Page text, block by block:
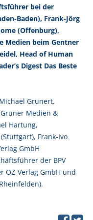
bei der
Baden), Frank-Jörg
(Offenburg),
Medien beim Gentner
Head of Human
Digest Das Beste
Grunert,
Medien &
Hartung,
Frank-Ivo
GmbH
der BPV
OZ-Verlag GmbH und